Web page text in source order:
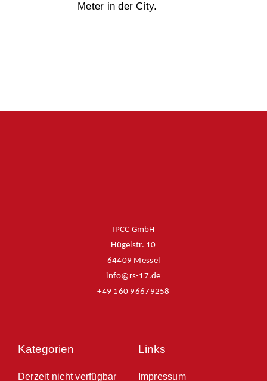
Meter in der City.
IPCC GmbH
Hügelstr. 10
64409 Messel
info@rs-17.de
+49 160 96679258
Kategorien
Derzeit nicht verfügbar
Links
Impressum